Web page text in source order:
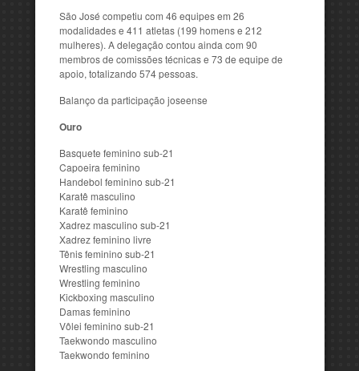
São José competiu com 46 equipes em 26
modalidades e 411 atletas (199 homens e 212
mulheres). A delegação contou ainda com 90
membros de comissões técnicas e 73 de equipe de
apoio, totalizando 574 pessoas.
Balanço da participação joseense
Ouro
Basquete feminino sub-21
Capoeira feminino
Handebol feminino sub-21
Karatê masculino
Karatê feminino
Xadrez masculino sub-21
Xadrez feminino livre
Tênis feminino sub-21
Wrestling masculino
Wrestling feminino
Kickboxing masculino
Damas feminino
Vôlei feminino sub-21
Taekwondo masculino
Taekwondo feminino